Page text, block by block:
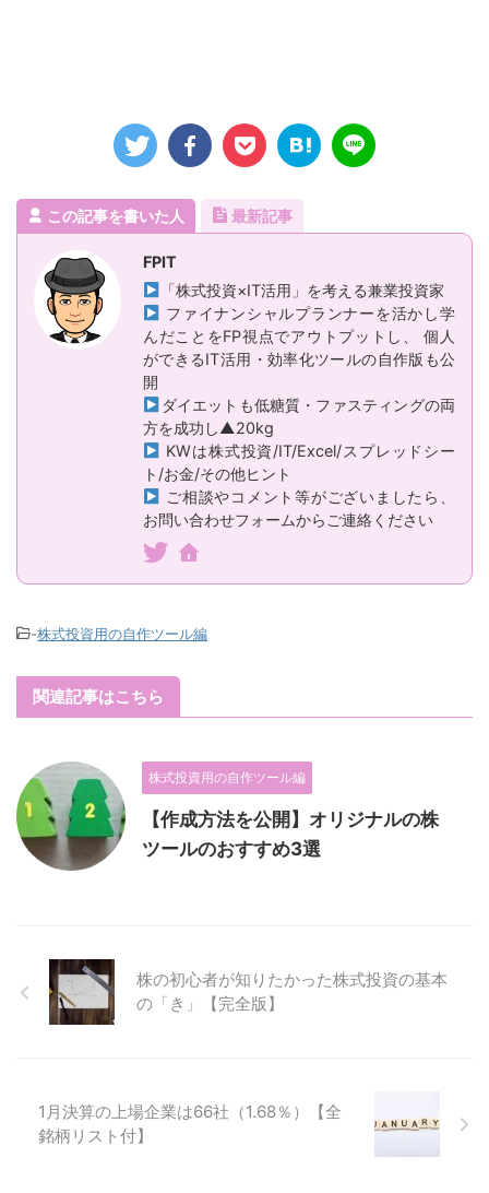
この記事を書いた人 最新記事
FPIT
「株式投資×IT活用」を考える兼業投資家
ファイナンシャルプランナーを活かし学
んだことをFP視点でアウトプットし、 個人
ができるIT活用・効率化ツールの自作版も公
開
ダイエットも低糖質・ファスティングの両
方を成功し▲20kg
KWは株式投資/IT/Excel/スプレッドシー
ト/お金/その他ヒント
ご相談やコメント等がございましたら、
お問い合わせフォームからご連絡ください
-株式投資用の自作ツール編
関連記事はこちら
株式投資用の自作ツール編
【作成方法を公開】オリジナルの株
ツールのおすすめ3選
株の初心者が知りたかった株式投資の基本
の「き」【完全版】
1月決算の上場企業は66社（1.68％）【全
銘柄リスト付】